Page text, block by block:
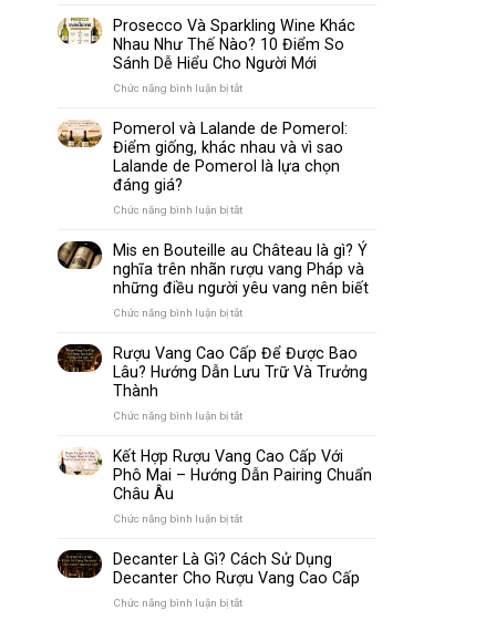
giống
nho
trắng
làm
biến
nhất
thế
Prosecco Và Sparkling Wine Khác
Nhau Như Thế Nào? 10 Điểm So
Sánh Dễ Hiểu Cho Người Mới
Chức năng bình luận bị tắtở
Và
Sparkling
Wine
Khác
10
Điểm
So
Dễ
Cho
Người
Pomerol và Lalande de Pomerol:
Điểm giống, khác nhau và vì sao
Lalande de Pomerol là lựa chọn
đáng giá?
Chức năng bình luận bị tắtở
Lalande
de
Pomerol:
nhau
và
Pomerol
là
đáng
Mis en Bouteille au Château là gì? Ý
nghĩa trên nhãn rượu vang Pháp và
những điều người yêu vang nên biết
Chức năng bình luận bị tắtở
en
Bouteille
au
nghĩa
trên
và
những
người
Rượu Vang Cao Cấp Để Được Bao
Lâu? Hướng Dẫn Lưu Trữ Và Trưởng
Thành
Chức năng bình luận bị tắtở
Vang
Cao
Cấp
Hướng
Dẫn
Kết Hợp Rượu Vang Cao Cấp Với
Phô Mai – Hướng Dẫn Pairing Chuẩn
Châu Âu
Chức năng bình luận bị tắtở
Hợp
Rượu
Vang
Cao
Decanter Là Gì? Cách Sử Dụng
Decanter Cho Rượu Vang Cao Cấp
Chức năng bình luận bị tắtở